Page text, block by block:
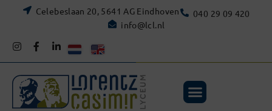
Celebeslaan 20, 5641 AG Eindhoven
040 29 09 420
info@lcl.nl